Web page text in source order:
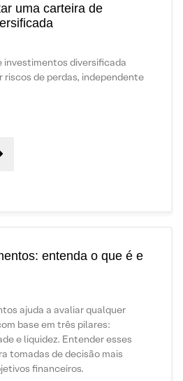
uma carteira de
investimentos diversificada
riscos de perdas, independente
entenda o que é e
ajuda a avaliar qualquer
base em três pilares:
e liquidez. Entender esses
tomadas de decisão mais
financeiros.